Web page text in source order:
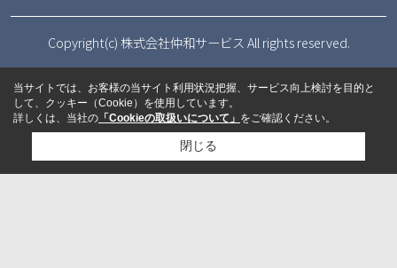
Copyright(c) 株式会社仲和サービス All rights reserved.
当サイトでは、お客様の当サイト利用状況把握、サービス向上検討を目的と
して、クッキー（Cookie）を使用しています。
詳しくは、当社の 「Cookieの取扱いについて」 をご確認ください。
閉じる